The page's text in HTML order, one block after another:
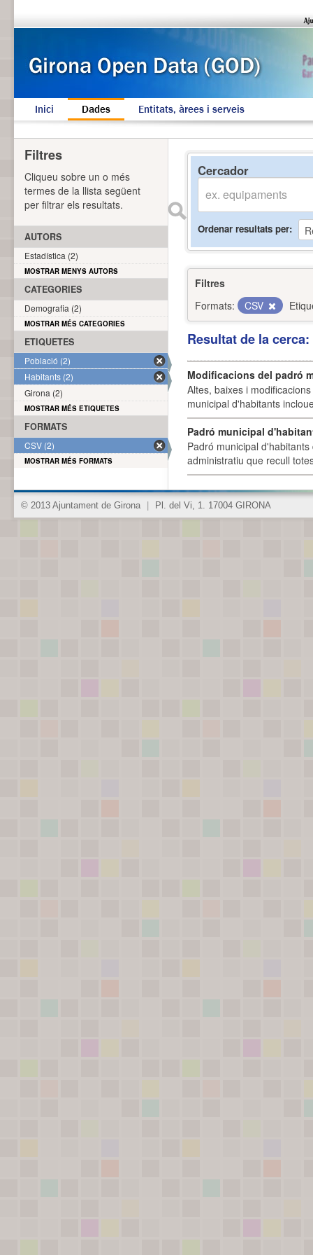
Inici Dades Entitats, àrees i serveis
Cercador
Ordenar resultats per
Filtres
Formats:
CSV
Resultat de la
Modificacions del padró
Altes, baixes i
municipal d'habitants
Padró municipal
Padró municipal
administratiu que recull
Filtres
Cliqueu sobre un o més
termes de la llista següent
per filtrar els resultats.
AUTORS
Estadística (2)
MOSTRAR MENYS AUTORS
CATEGORIES
Demografia (2)
MOSTRAR MÉS CATEGORIES
ETIQUETES
Població (2)
Habitants (2)
Girona (2)
MOSTRAR MÉS ETIQUETES
FORMATS
CSV (2)
MOSTRAR MÉS FORMATS
© 2013 Ajuntament de Girona Pl. del Vi, 1. 17004 GIRONA